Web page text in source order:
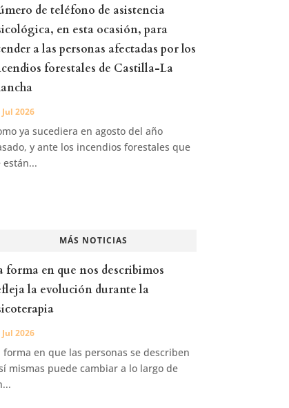
de teléfono de asistencia
en esta ocasión, para
a las personas afectadas por los
forestales de Castilla-La
Jul 2026
ya sucediera en agosto del año
y ante los incendios forestales que
están...
MÁS NOTICIAS
forma en que nos describimos
la evolución durante la
Jul 2026
forma en que las personas se describen
mismas puede cambiar a lo largo de